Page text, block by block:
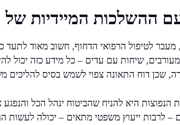
ההשלכות המיידיות של
לטיפול הרפואי הדחוף, חשוב מאוד לתעד
שיחות עם עדים – כל מידע כזה יכול
שכן דוח התאונה צפוי לשמש בסיס להליכים
הנפוצות היא להניח שהביטוח ינהל הכל
– לרבות ייעוץ משפטי מתאים – יכולה לעשות